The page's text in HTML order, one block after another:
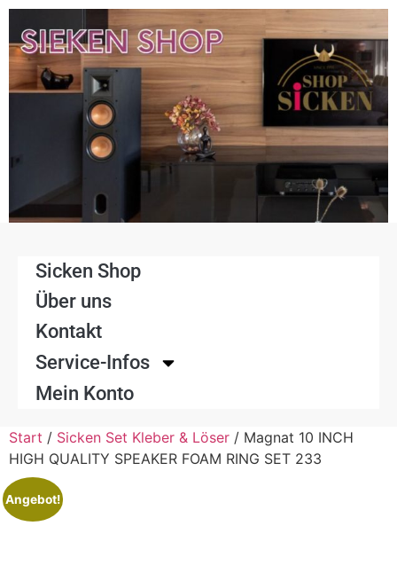
Sicken Shop
Über uns
Kontakt
Service-Infos
Mein Konto
Start / Sicken Set Kleber & Löser / Magnat 10 INCH
HIGH QUALITY SPEAKER FOAM RING SET 233
Angebot!